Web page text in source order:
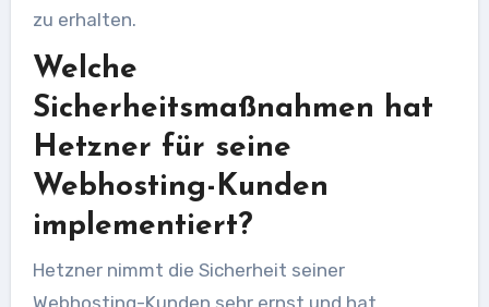
zu erhalten.
Welche
Sicherheitsmaßnahmen hat
Hetzner für seine
Webhosting-Kunden
implementiert?
Hetzner nimmt die Sicherheit seiner
Webhosting-Kunden sehr ernst und hat